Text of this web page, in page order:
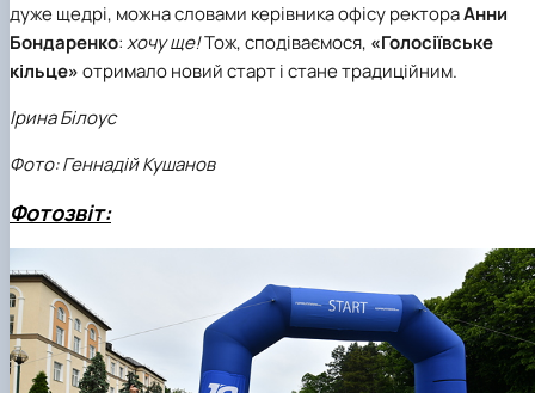
дуже щедрі, можна словами керівника офісу ректораАнни
Бондаренко:хочу ще!Тож, сподіваємося, «Голосіївське
кільце»отримало новий старт і стане традиційним.
Ірина Білоус
Фото: Геннадій Кушанов
Фотозвіт: